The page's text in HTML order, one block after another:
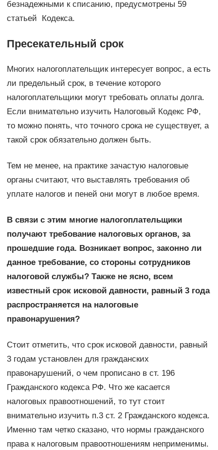
безнадежными к списанию, предусмотрены 59
статьей Кодекса.
Пресекательный срок
Многих налогоплательщик интересует вопрос, а есть
ли предельный срок, в течение которого
налогоплательщики могут требовать оплаты долга.
Если внимательно изучить Налоговый Кодекс РФ,
то можно понять, что точного срока не существует, а
такой срок обязательно должен быть.
Тем не менее, на практике зачастую налоговые
органы считают, что выставлять требования об
уплате налогов и пеней они могут в любое время.
В связи с этим многие налогоплательщики
получают требование налоговых органов, за
прошедшие года. Возникает вопрос, законно ли
данное требование, со стороны сотрудников
налоговой службы? Также не ясно, всем
известный срок исковой давности, равный 3 года
распространяется на налоговые
правонарушения?
Стоит отметить, что срок исковой давности, равный
3 годам установлен для гражданских
правонарушений, о чем прописано в ст. 196
Гражданского кодекса РФ. Что же касается
налоговых правоотношений, то тут стоит
внимательно изучить п.3 ст. 2 Гражданского кодекса.
Именно там четко сказано, что нормы гражданского
права к налоговым правоотношениям неприменимы.